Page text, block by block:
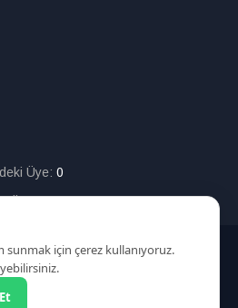
Üye: 0
Üye:226
© 2025
sunmak için çerez kullanıyoruz.